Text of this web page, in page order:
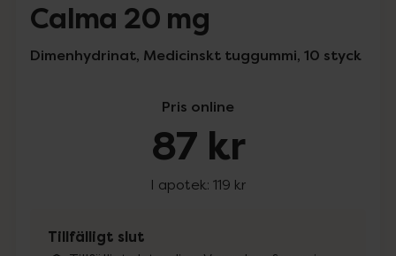
Calma 20 mg
Dimenhydrinat, Medicinskt tuggummi, 10 styck
Pris online
87 kr
I apotek: 119 kr
Tillfälligt slut